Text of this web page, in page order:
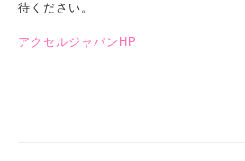
待ください。
アクセルジャパンHP